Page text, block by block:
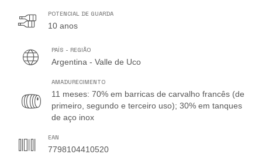
POTENCIAL DE GUARDA
10 anos
PAÍS - REGIÃO
Argentina - Valle de Uco
AMADURECIMENTO
11 meses: 70% em barricas de carvalho francês (de
primeiro, segundo e terceiro uso); 30% em tanques
de aço inox
EAN
7798104410520